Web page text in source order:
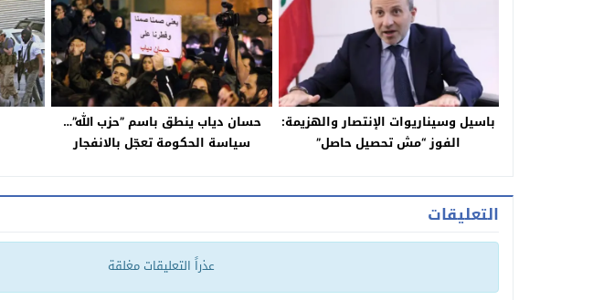
باسيل وسيناريوات الإنتصار والهزيمة:
الفوز “مش تحصيل حاصل”
حسان دياب ينطق باسم ”حزب الله”…
سياسة الحكومة تعجّل بالانفجار
التعليقات
عذراً التعليقات مغلقة